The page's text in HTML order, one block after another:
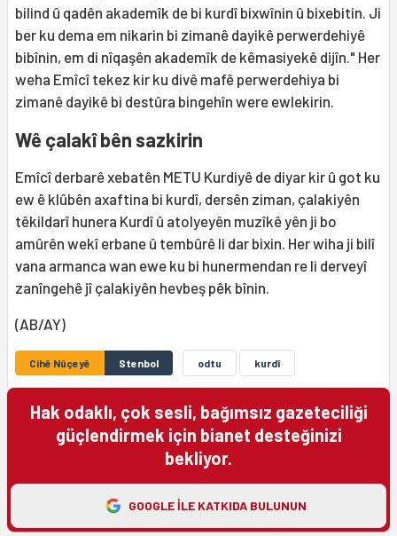
bilind û qadên akademîk de bi kurdî bixwînin û bixebitin. Ji
ber ku dema em nikarin bi zimanê dayikê perwerdehiyê
bibînin, em di nîqaşên akademîk de kêmasiyekê dijîn." Her
weha Emîcî tekez kir ku divê mafê perwerdehiya bi
zimanê dayikê bi destûra bingehîn were ewlekirin.
Wê çalakî bên sazkirin
Emîcî derbarê xebatên METU Kurdiyê de diyar kir û got ku
ew ê klûbên axaftina bi kurdî, dersên ziman, çalakiyên
têkildarî hunera Kurdî û atolyeyên muzîkê yên ji bo
amûrên wekî erbane û tembûrê li dar bixin. Her wiha ji bilî
vana armanca wan ewe ku bi hunermendan re li derveyî
zanîngehê jî çalakiyên hevbeş pêk bînin.
(AB/AY)
Cihê Nûçeyê Stenbol odtu kurdî
Hak odaklı, çok sesli, bağımsız gazeteciliği
güçlendirmek için bianet desteğinizi
bekliyor.
GOOGLE ILE KATKIDA BULUNUN